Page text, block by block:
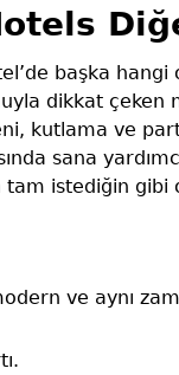
başka
dikkat çeken
kutlama ve
sana
istediğin gibi
ve aynı